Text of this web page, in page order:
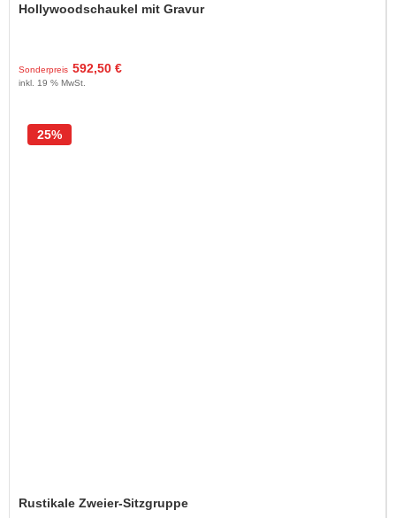
Hollywoodschaukel mit Gravur
Sonderpreis 592,50 €
inkl. 19 % MwSt.
Rustikale Zweier-Sitzgruppe
25%